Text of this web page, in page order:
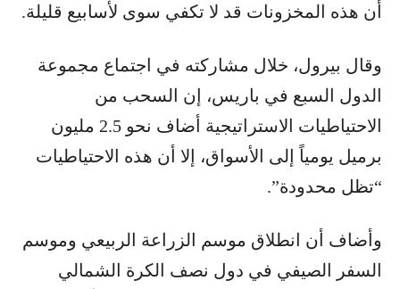
أن هذه المخزونات قد لا تكفي سوى لأسابيع قليلة.
وقال بيرول، خلال مشاركته في اجتماع مجموعة
الدول السبع في باريس، إن السحب من
الاحتياطيات الاستراتيجية أضاف نحو 2.5 مليون
برميل يومياً إلى الأسواق، إلا أن هذه الاحتياطيات
“تظل محدودة”.
وأضاف أن انطلاق موسم الزراعة الربيعي وموسم
السفر الصيفي في دول نصف الكرة الشمالي